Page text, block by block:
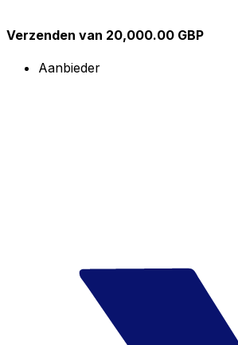
Verzenden van 20,000.00 GBP
Aanbieder